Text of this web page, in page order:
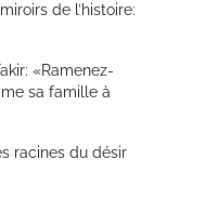
de l’histoire:
«Ramenez-
sa famille à
racines du désir